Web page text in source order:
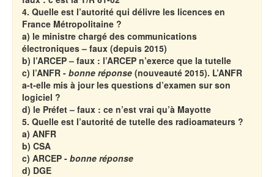
4. Quelle est l’autorité qui délivre les licences en
France Métropolitaine ?
a) le ministre chargé des communications
électroniques – faux (depuis 2015)
b) l’ARCEP – faux : l’ARCEP n’exerce que la tutelle
c) l’ANFR - bonne réponse (nouveauté 2015). L’ANFR
a-t-elle mis à jour les questions d’examen sur son
logiciel ?
d) le Préfet – faux : ce n’est vrai qu’à Mayotte
5. Quelle est l’autorité de tutelle des radioamateurs ?
a) ANFR
b) CSA
c) ARCEP - bonne réponse
d) DGE